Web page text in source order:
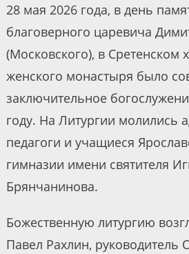
28 мая 2026 года, в день
благоверного царевича
(Московского), в Сретенском
женского монастыря было
заключительное
году. На Литургии молились
педагоги и учащиеся
гимназии имени святителя
Брянчанинова.
Божественную литургию
Павел Рахлин, руководитель